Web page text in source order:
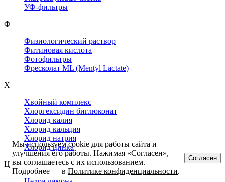
УФ-фильтры
Ф
Физиологический раствор
Фитиновая кислота
Фотофильтры
Фресколат ML (Mentyl Lactate)
Х
Хвойный комплекс
Хлоргексидин биглюконат
Хлорид калия
Хлорид кальция
Хлорид натрия
Хлорид цинка
Ц
Мы используем cookie для работы сайта и
улучшения его работы. Нажимая «Согласен»,
вы соглашаетесь с их использованием.
Подробнее — вПолитике конфиденциальности.
Согласен